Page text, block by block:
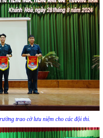
trao cờ lưu niệm cho các đội thi.